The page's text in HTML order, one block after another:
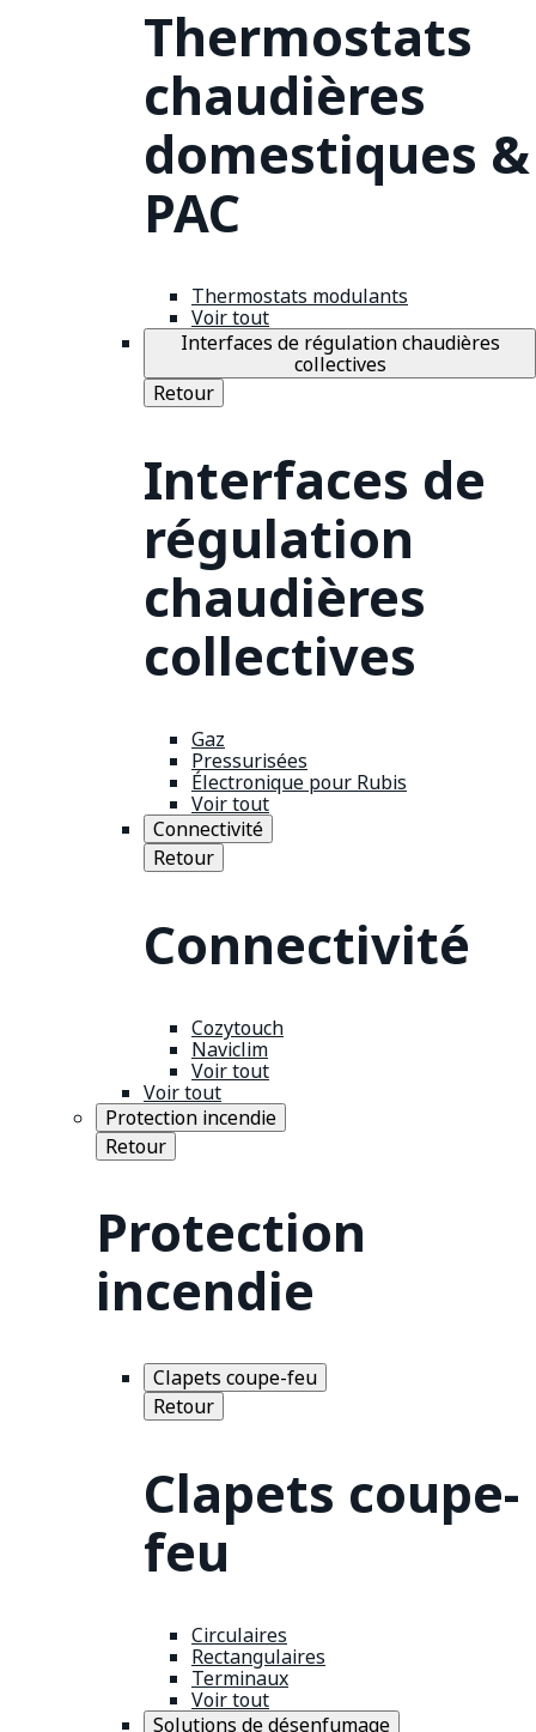
Thermostats
chaudières
domestiques &
PAC
Thermostats modulants
Voir tout
Interfaces de régulation chaudières
collectives
Retour
Interfaces de
régulation
chaudières
collectives
Gaz
Pressurisées
Électronique pour Rubis
Voir tout
Connectivité
Retour
Connectivité
Cozytouch
Naviclim
Voir tout
Voir tout
Protection incendie
Retour
Protection
incendie
Clapets coupe-feu
Retour
Clapets coupe-
feu
Circulaires
Rectangulaires
Terminaux
Voir tout
Solutions de désenfumage